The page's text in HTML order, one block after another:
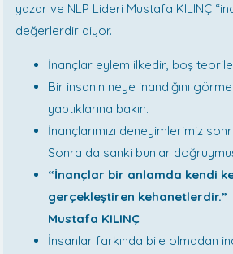
yazar ve NLP Lideri Mustafa KILINÇ
değerlerdir diyor.
İnançlar eylem ilkedir, boş
Bir insanın neye inandığını
yaptıklarına bakın.
İnançlarımızı deneyimlerimiz
Sonra da sanki bunlar
“İnançlar bir anlamda kendi
gerçekleştiren kehanetlerdir.”
Mustafa KILINÇ
İnsanlar farkında bile olmadan